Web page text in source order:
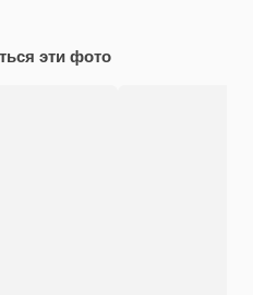
эти фото